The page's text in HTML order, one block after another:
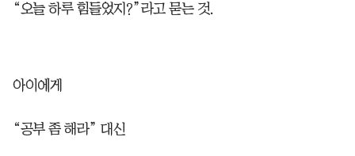
“오늘 하루 힘들었지?”라고 묻는 것.
아이에게
“공부 좀 해라” 대신